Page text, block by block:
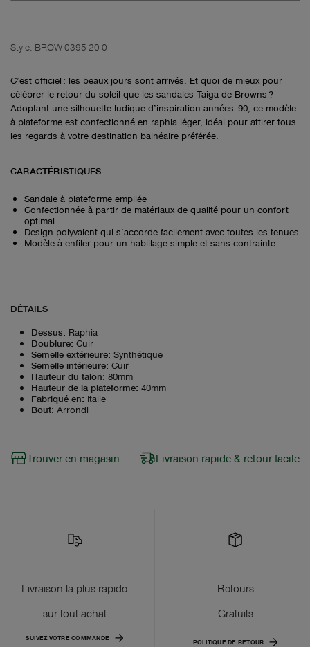
Style: BROW-0395-20-0
C’est officiel : les beaux jours sont arrivés. Et quoi de mieux pour
célébrer le retour du soleil que les sandales Taiga de Browns ?
Adoptant une silhouette ludique d’inspiration années 90, ce modèle
à plateforme est confectionné en raphia léger, idéal pour attirer tous
les regards à votre destination balnéaire préférée.
CARACTÉRISTIQUES
Sandale à plateforme empilée
Confectionnée à partir de matériaux de qualité pour un confort
optimal
Design polyvalent qui s’accorde facilement avec toutes les tenues
Modèle à enfiler pour un habillage simple et sans contrainte
DÉTAILS
Dessus: Raphia
Doublure: Cuir
Semelle extérieure: Synthétique
Semelle intérieure: Cuir
Hauteur du talon: 80mm
Hauteur de la plateforme: 40mm
Fabriqué en: Italie
Bout: Arrondi
Trouver en magasin Livraison rapide & retour facile
Livraison la plus rapide
sur tout achat
SUIVEZ VOTRE COMMANDE
Retours
Gratuits
POLITIQUE DE RETOUR